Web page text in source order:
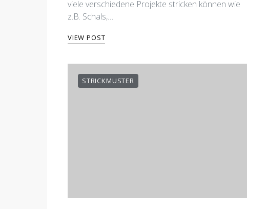
zu beginnen. Mit diesen 7 Strickmuster wirst du
viele verschiedene Projekte stricken können wie